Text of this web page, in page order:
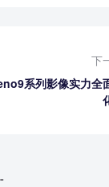
下
系列影像实力全